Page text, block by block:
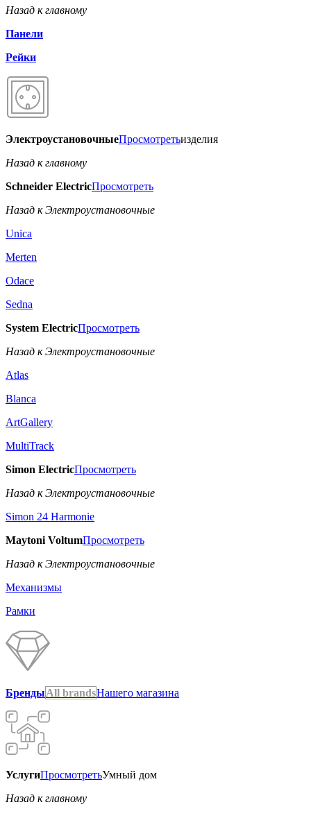
Назад к главному
Панели
Рейки
ЭлектроустановочныеПросмотретьизделия
Назад к главному
Schneider ElectricПросмотреть
Назад к Электроустановочные
Unica
Merten
Odace
Sedna
System ElectricПросмотреть
Назад к Электроустановочные
Atlas
Blanca
ArtGallery
MultiTrack
Simon ElectricПросмотреть
Назад к Электроустановочные
Simon 24 Harmonie
Maytoni VoltumПросмотреть
Назад к Электроустановочные
Механизмы
Рамки
БрендыAll brandsНашего магазина
УслугиПросмотретьУмный дом
Назад к главному